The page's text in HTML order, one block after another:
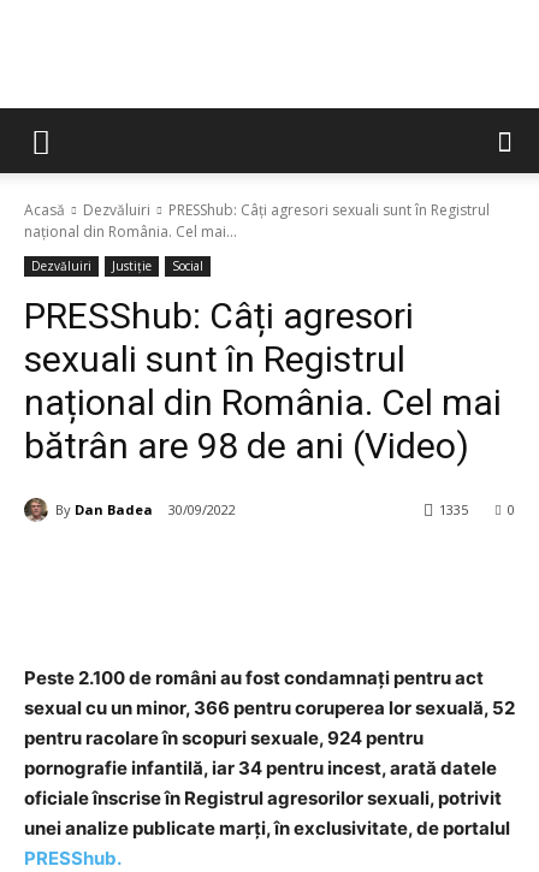
Acasă Dezvăluiri
PRESShub: Câți agresori sexuali sunt în Registrul
național din România. Cel mai...
Dezvăluiri Justiție Social
PRESShub: Câți agresori
sexuali sunt în Registrul
național din România. Cel mai
bătrân are 98 de ani (Video)
By Dan Badea 30/09/2022 0
1335
Peste 2.100 de români au fost condamnați pentru act
sexual cu un minor, 366 pentru coruperea lor sexuală, 52
pentru racolare în scopuri sexuale, 924 pentru
pornografie infantilă, iar 34 pentru incest, arată datele
oficiale înscrise în Registrul agresorilor sexuali, potrivit
unei analize publicate marți, în exclusivitate, de portalul
PRESShub.